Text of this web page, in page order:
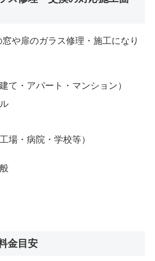
や扉のガラス修理・施工になり
て・アパート・マンション）
場・病院・学校等）
金目安